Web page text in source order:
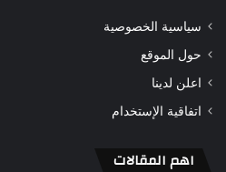
سياسية الخصوصية
حول الموقع
اعلن لدينا
اتفاقية الإستخدام
اهم المقالات